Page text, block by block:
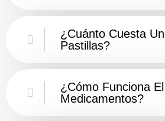
¿Cuánto Cuesta
Pastillas?
¿Cómo Funciona
Medicamentos?